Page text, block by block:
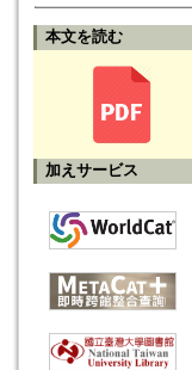
本文を読む
加えサービス